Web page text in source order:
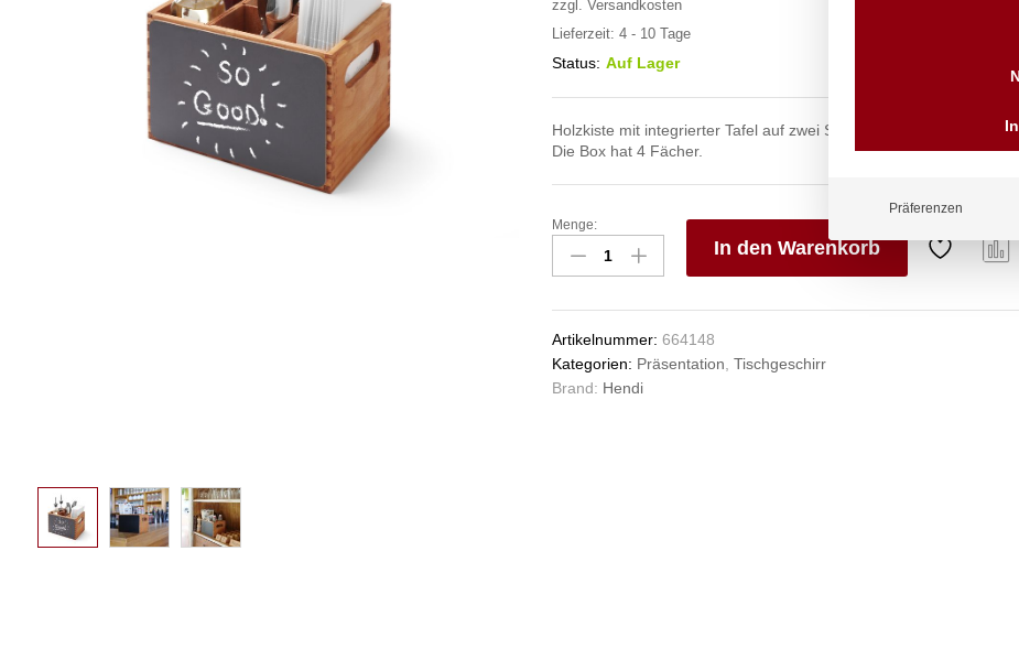
zzgl. Versandkosten
Lieferzeit: 4 - 10 Tage
Status: Auf Lager
Holzkiste mit integrierter Tafel auf zwei Seiten.
Die Box hat 4 Fächer.
Besteckbehälter,
HENDI,
210x150x(H)150mm
Menge:
In den Warenkorb
Artikelnummer: 664148
Kategorien: Präsentation, Tischgeschirr
Brand: Hendi
Präferenzen